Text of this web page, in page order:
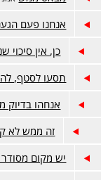
אנחנו פעם
כן, אין
תסעו לסטף,
אנחהו בדיוק
זה ממש לא
יש מקום